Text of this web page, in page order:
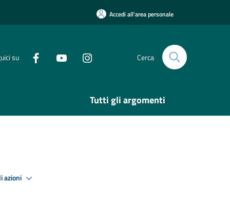
Accedi all'area personale
su Cerca
Tutti gli argomenti
azioni